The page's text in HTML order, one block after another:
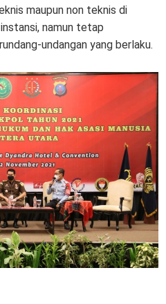
maupun non teknis di
namun tetap
undangan yang berlaku.